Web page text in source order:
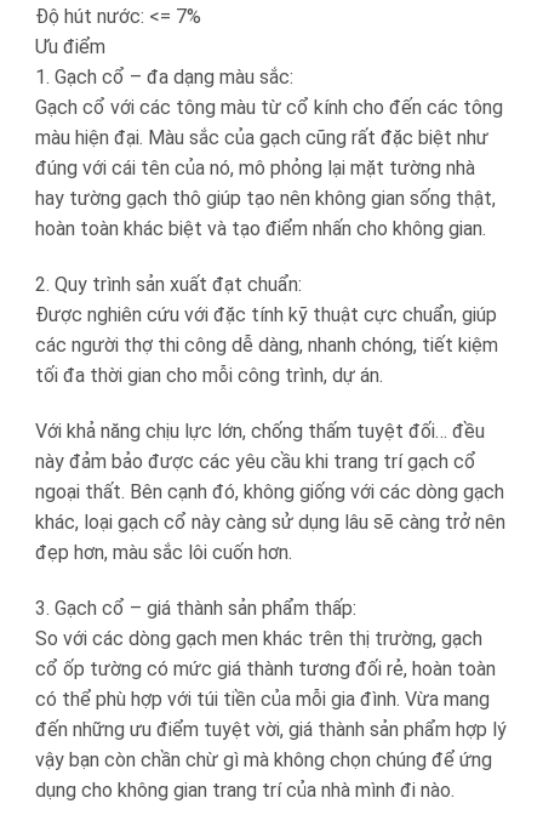
Độ hút nước: <= 7%
Ưu điểm
1. Gạch cổ – đa dạng màu sắc:
Gạch cổ với các tông màu từ cổ kính cho đến các tông
màu hiện đại. Màu sắc của gạch cũng rất đặc biệt như
đúng với cái tên của nó, mô phỏng lại mặt tường nhà
hay tường gạch thô giúp tạo nên không gian sống thật,
hoàn toàn khác biệt và tạo điểm nhấn cho không gian.
2. Quy trình sản xuất đạt chuẩn:
Được nghiên cứu với đặc tính kỹ thuật cực chuẩn, giúp
các người thợ thi công dễ dàng, nhanh chóng, tiết kiệm
tối đa thời gian cho mỗi công trình, dự án.
Với khả năng chịu lực lớn, chống thấm tuyệt đối… đều
này đảm bảo được các yêu cầu khi trang trí gạch cổ
ngoại thất. Bên cạnh đó, không giống với các dòng gạch
khác, loại gạch cổ này càng sử dụng lâu sẽ càng trở nên
đẹp hơn, màu sắc lôi cuốn hơn.
3. Gạch cổ – giá thành sản phẩm thấp:
So với các dòng gạch men khác trên thị trường, gạch
cổ ốp tường có mức giá thành tương đối rẻ, hoàn toàn
có thể phù hợp với túi tiền của mỗi gia đình. Vừa mang
đến những ưu điểm tuyệt vời, giá thành sản phẩm hợp lý
vậy bạn còn chần chừ gì mà không chọn chúng để ứng
dụng cho không gian trang trí của nhà mình đi nào.